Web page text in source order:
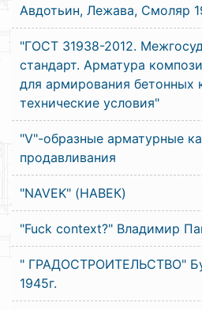
Авдотьин, Лежава, Смоляр
"ГОСТ 31938-2012.
стандарт. Арматура
для армирования бетонных
технические условия"
"V"-образные арматурные
продавливания
"NAVEK" (НАВЕК)
"Fuck context?" Владимир
" ГРАДОСТРОИТЕЛЬСТВО"
1945г.